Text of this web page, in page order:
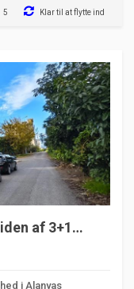
5 Klar til at flytte ind
af 3+1
i Alanyas